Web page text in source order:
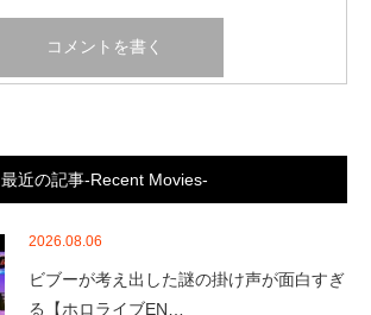
最近の記事-Recent Movies-
2026.08.06
ビブーが考え出した謎の掛け声が面白すぎ
る【ホロライブEN…